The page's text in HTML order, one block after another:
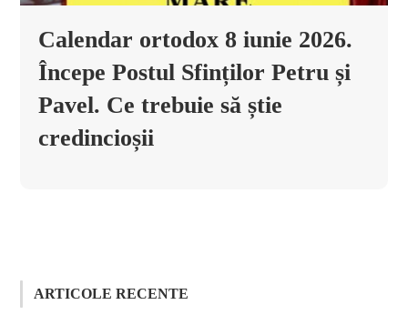
Calendar ortodox 8 iunie 2026.
Începe Postul Sfinților Petru și
Pavel. Ce trebuie să știe
credincioșii
ARTICOLE RECENTE